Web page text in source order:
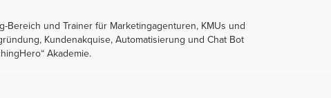
Bereich und Trainer für Marketingagenturen, KMUs und
Kundenakquise, Automatisierung und Chat Bot
Akademie.